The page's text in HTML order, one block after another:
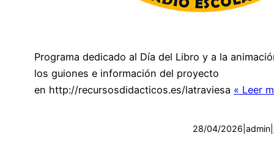
Programa dedicado al Día del Libro y a la
los guiones e información del proyecto
en http://recursosdidacticos.es/latraviesa « Leer
28/04/2026 admin